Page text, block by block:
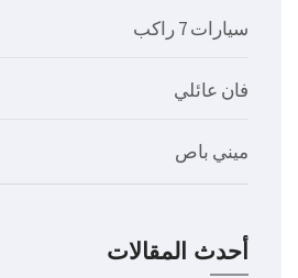
سيارات 7 راكب
فان عائلي
ميني باص
أحدث المقالات